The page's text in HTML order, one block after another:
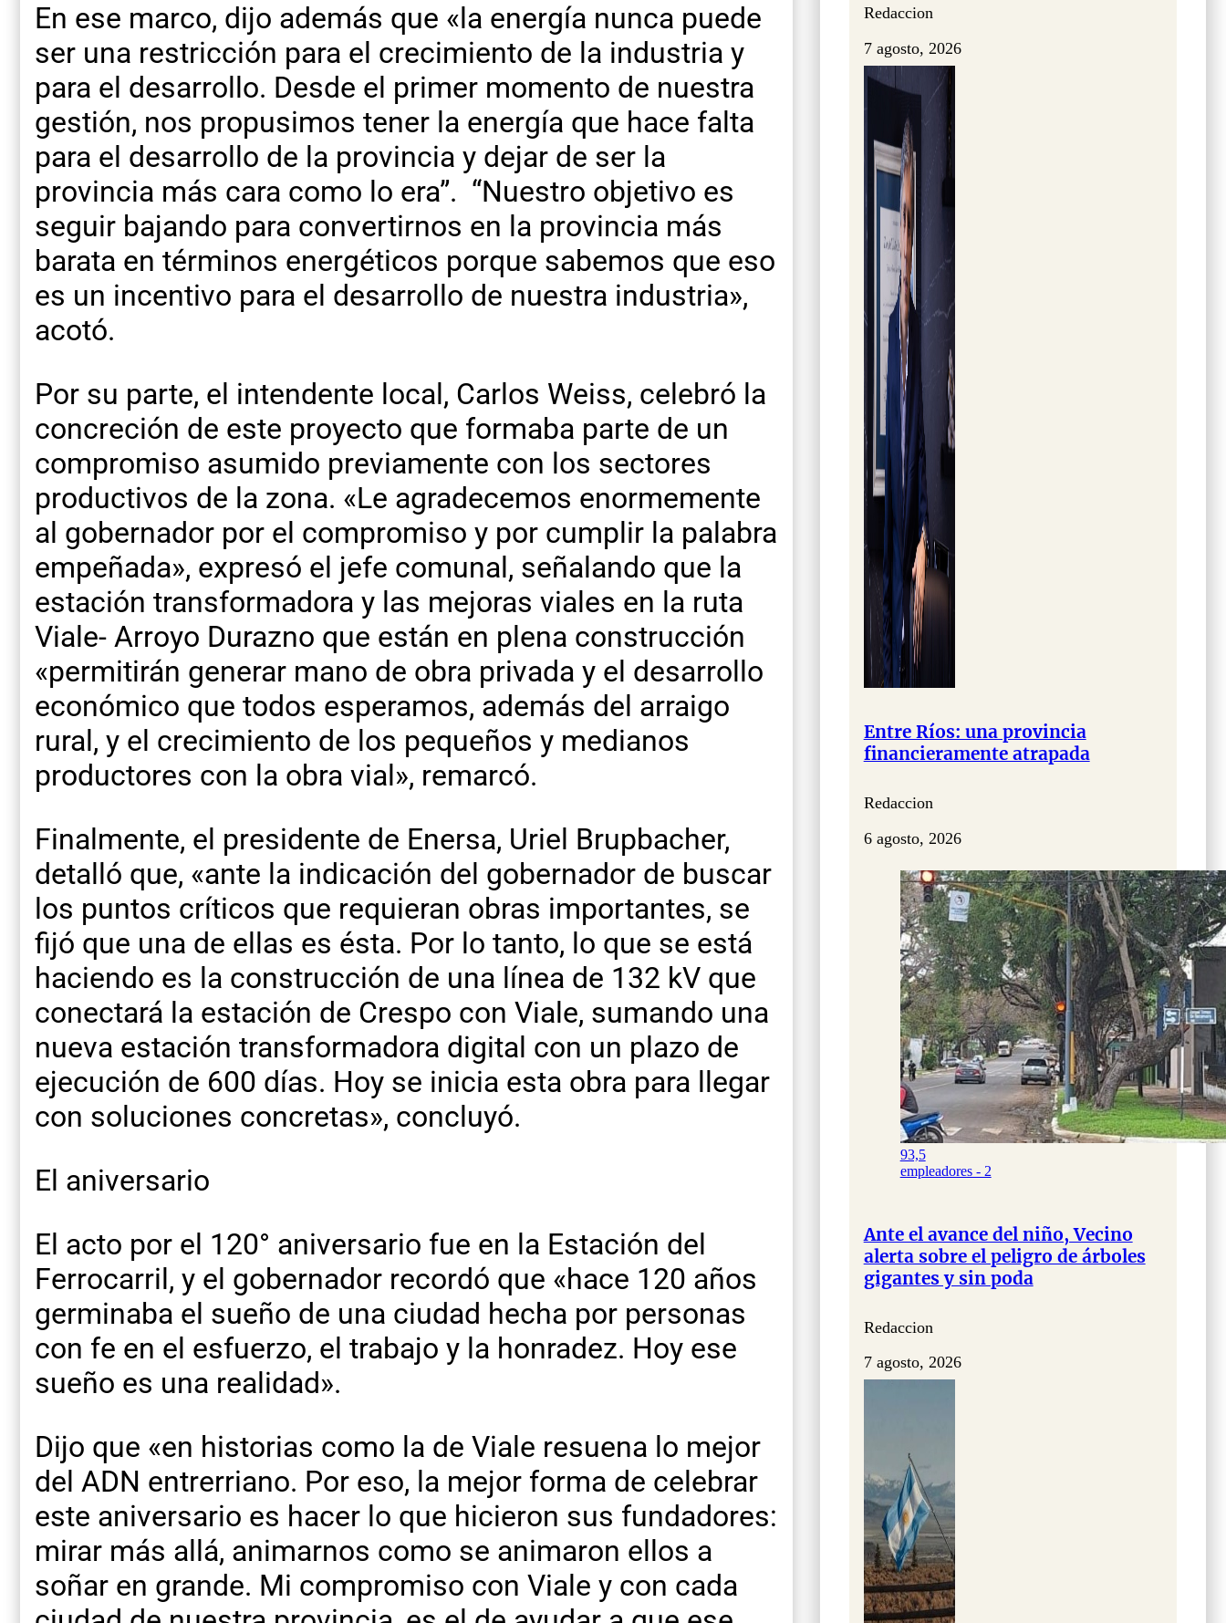
En ese marco, dijo además que «la energía nunca puede
ser una restricción para el crecimiento de la industria y
para el desarrollo. Desde el primer momento de nuestra
gestión, nos propusimos tener la energía que hace falta
para el desarrollo de la provincia y dejar de ser la
provincia más cara como lo era”. “Nuestro objetivo es
seguir bajando para convertirnos en la provincia más
barata en términos energéticos porque sabemos que eso
es un incentivo para el desarrollo de nuestra industria»,
acotó.
Por su parte, el intendente local, Carlos Weiss, celebró la
concreción de este proyecto que formaba parte de un
compromiso asumido previamente con los sectores
productivos de la zona. «Le agradecemos enormemente
al gobernador por el compromiso y por cumplir la palabra
empeñada», expresó el jefe comunal, señalando que la
estación transformadora y las mejoras viales en la ruta
Viale- Arroyo Durazno que están en plena construcción
«permitirán generar mano de obra privada y el desarrollo
económico que todos esperamos, además del arraigo
rural, y el crecimiento de los pequeños y medianos
productores con la obra vial», remarcó.
Finalmente, el presidente de Enersa, Uriel Brupbacher,
detalló que, «ante la indicación del gobernador de buscar
los puntos críticos que requieran obras importantes, se
fijó que una de ellas es ésta. Por lo tanto, lo que se está
haciendo es la construcción de una línea de 132 kV que
conectará la estación de Crespo con Viale, sumando una
nueva estación transformadora digital con un plazo de
ejecución de 600 días. Hoy se inicia esta obra para llegar
con soluciones concretas», concluyó.
El aniversario
El acto por el 120° aniversario fue en la Estación del
Ferrocarril, y el gobernador recordó que «hace 120 años
germinaba el sueño de una ciudad hecha por personas
con fe en el esfuerzo, el trabajo y la honradez. Hoy ese
sueño es una realidad».
Dijo que «en historias como la de Viale resuena lo mejor
del ADN entrerriano. Por eso, la mejor forma de celebrar
este aniversario es hacer lo que hicieron sus fundadores:
mirar más allá, animarnos como se animaron ellos a
soñar en grande. Mi compromiso con Viale y con cada
Redaccion
7 agosto, 2026
Entre Ríos: una provincia
financieramente atrapada
Redaccion
6 agosto, 2026
93,5
empleadores - 2
Ante el avance del niño, Vecino
alerta sobre el peligro de árboles
gigantes y sin poda
Redaccion
7 agosto, 2026